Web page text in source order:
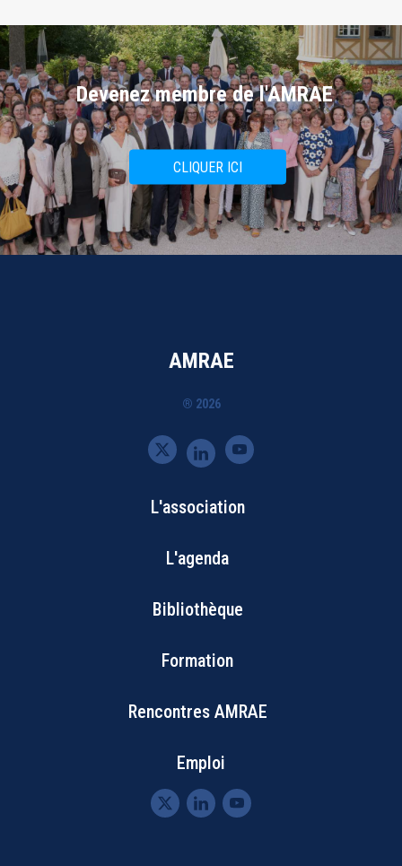
Devenez membre de l'AMRAE
CLIQUER ICI
AMRAE
® 2026
Bottom
Footer
Menu
L'association
L'agenda
Bibliothèque
Formation
Rencontres AMRAE
Emploi